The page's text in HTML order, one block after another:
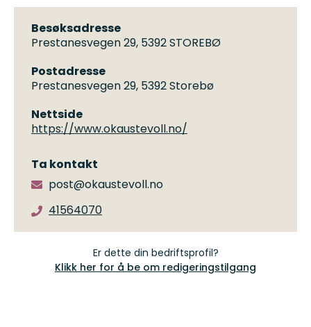
Besøksadresse
Prestanesvegen 29, 5392 STOREBØ
Postadresse
Prestanesvegen 29, 5392 Storebø
Nettside
https://www.okaustevoll.no/
Ta kontakt
post@okaustevoll.no
41564070
Er dette din bedriftsprofil?
Klikk her for å be om redigeringstilgang